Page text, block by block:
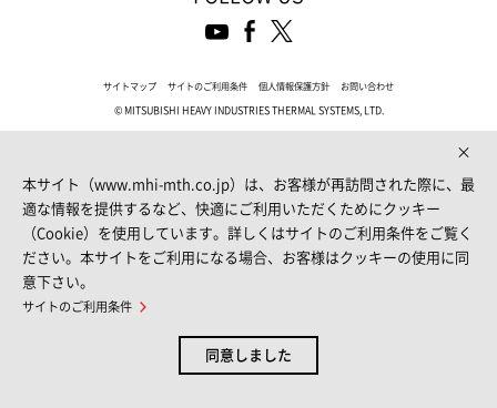
サイトマップ サイトのご利用条件 個人情報保護方針 お問い合わせ
© MITSUBISHI HEAVY INDUSTRIES THERMAL SYSTEMS, LTD.
本サイト（www.mhi-mth.co.jp）は、お客様が再訪問された際に、最
適な情報を提供するなど、快適にご利用いただくためにクッキー
（Cookie）を使用しています。詳しくはサイトのご利用条件をご覧く
ださい。本サイトをご利用になる場合、お客様はクッキーの使用に同
意下さい。
サイトのご利用条件
同意しました